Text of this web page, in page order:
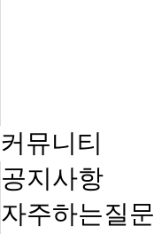
커뮤니티
공지사항
자주하는질문